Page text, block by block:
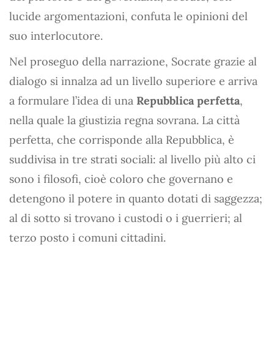
lucide argomentazioni, confuta le opinioni del
suo interlocutore.
Nel proseguo della narrazione, Socrate grazie al
dialogo si innalza ad un livello superiore e arriva
a formulare l’idea di una Repubblica perfetta,
nella quale la giustizia regna sovrana. La città
perfetta, che corrisponde alla Repubblica, è
suddivisa in tre strati sociali: al livello più alto ci
sono i filosofi, cioè coloro che governano e
detengono il potere in quanto dotati di saggezza;
al di sotto si trovano i custodi o i guerrieri; al
terzo posto i comuni cittadini.